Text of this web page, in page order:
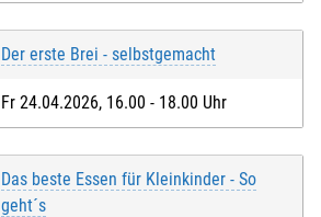
Der erste Brei - selbstgemacht
Fr 24.04.2026, 16.00 - 18.00 Uhr
Das beste Essen für Kleinkinder - So
geht´s